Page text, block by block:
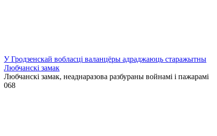
У Гродзенскай вобласці валанцёры адраджаюць старажытны
Любчанскі замак
Любчанскі замак, неаднаразова разбураны войнамі і пажарамі
068